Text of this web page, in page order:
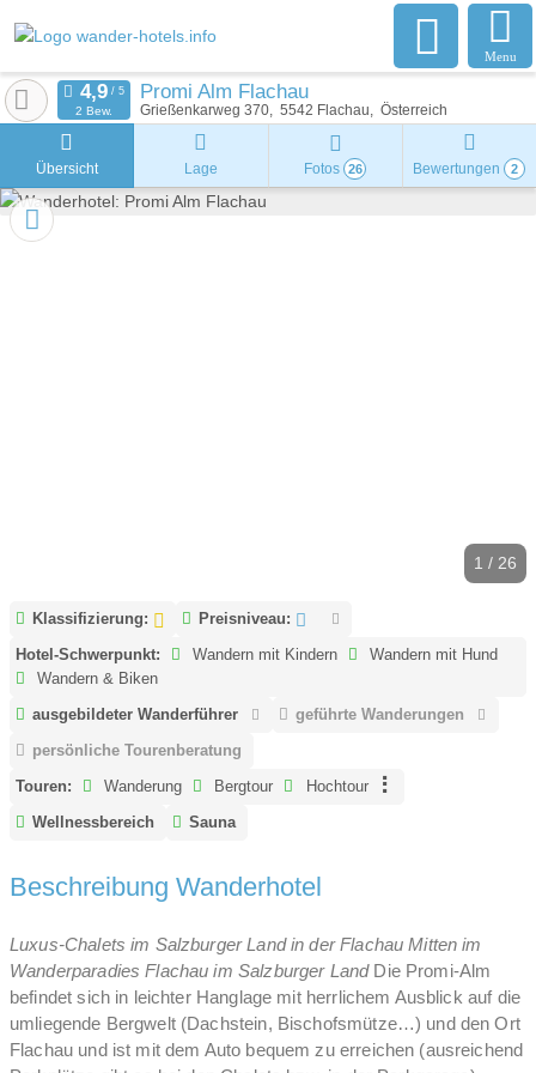
Menu
Promi Alm Flachau
Grießenkarweg 370 5542 Flachau Österreich
2 Bew.
Übersicht Lage Fotos 26 Bewertungen 2
1 / 26
Klassifizierung:
Preisniveau:
Hotel-Schwerpunkt:
Wandern mit Kindern
Wandern mit Hund
Wandern & Biken
ausgebildeter Wanderführer
geführte Wanderungen
persönliche Tourenberatung
Touren:
Wanderung Bergtour
Hochtour
Wellnessbereich
Sauna
Beschreibung Wanderhotel
Luxus-Chalets im Salzburger Land in der Flachau Mitten im
Wanderparadies Flachau im Salzburger LandDie Promi-Alm
befindet sich in leichter Hanglage mit herrlichem Ausblick auf die
umliegende Bergwelt (Dachstein, Bischofsmütze…) und den Ort
Flachau und ist mit dem Auto bequem zu erreichen (ausreichend